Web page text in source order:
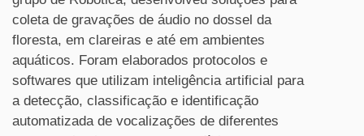
coleta de gravações de áudio no dossel da
floresta, em clareiras e até em ambientes
aquáticos. Foram elaborados protocolos e
softwares que utilizam inteligência artificial para
a detecção, classificação e identificação
automatizada de vocalizações de diferentes